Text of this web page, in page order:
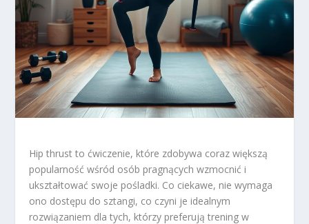
Hip thrust to ćwiczenie, które zdobywa coraz większą
popularność wśród osób pragnących wzmocnić i
ukształtować swoje pośladki. Co ciekawe, nie wymaga
ono dostępu do sztangi, co czyni je idealnym
rozwiązaniem dla tych, którzy preferują trening w